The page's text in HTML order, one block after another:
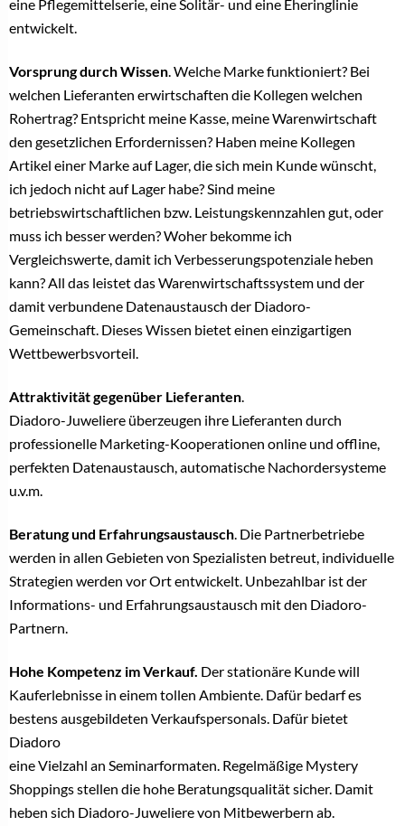
eine Pflegemittelserie, eine Solitär- und eine Eheringlinie
entwickelt.
Vorsprung durch Wissen. Welche Marke funktioniert? Bei
welchen Lieferanten erwirtschaften die Kollegen welchen
Rohertrag? Entspricht meine Kasse, meine Warenwirtschaft
den gesetzlichen Erfordernissen? Haben meine Kollegen
Artikel einer Marke auf Lager, die sich mein Kunde wünscht,
ich jedoch nicht auf Lager habe? Sind meine
betriebswirtschaftlichen bzw. Leistungskennzahlen gut, oder
muss ich besser werden? Woher bekomme ich
Vergleichswerte, damit ich Verbesserungspotenziale heben
kann? All das leistet das Warenwirtschaftssystem und der
damit verbundene Datenaustausch der Diadoro-
Gemeinschaft. Dieses Wissen bietet einen einzigartigen
Wettbewerbsvorteil.
Attraktivität gegenüber Lieferanten.
Diadoro-Juweliere überzeugen ihre Lieferanten durch
professionelle Marketing-Kooperationen online und offline,
perfekten Datenaustausch, automatische Nachordersysteme
u.v.m.
Beratung und Erfahrungsaustausch. Die Partnerbetriebe
werden in allen Gebieten von Spezialisten betreut, individuelle
Strategien werden vor Ort entwickelt. Unbezahlbar ist der
Informations- und Erfahrungsaustausch mit den Diadoro-
Partnern.
Hohe Kompetenz im Verkauf. Der stationäre Kunde will
Kauferlebnisse in einem tollen Ambiente. Dafür bedarf es
bestens ausgebildeten Verkaufspersonals. Dafür bietet
Diadoro
eine Vielzahl an Seminarformaten. Regelmäßige Mystery
Shoppings stellen die hohe Beratungsqualität sicher. Damit
heben sich Diadoro-Juweliere von Mitbewerbern ab.